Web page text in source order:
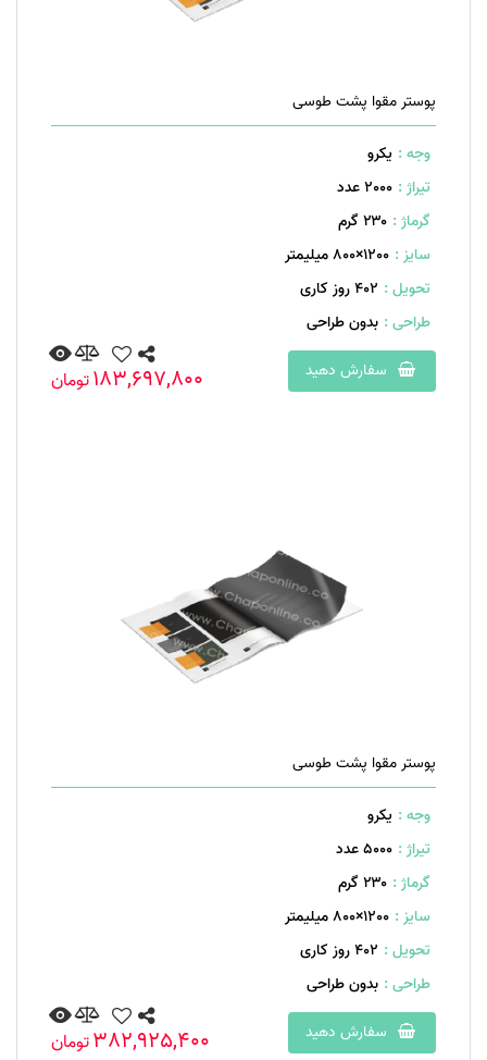
پوستر مقوا پشت طوسی
وجه : یکرو
تیراژ : 2000 عدد
گرماژ : ۲۳۰ گرم
سایز : 1200×800 میلیمتر
تحویل : 402 روز کاری
طراحی : بدون طراحی
سفارش دهید
183,697,800تومان
پوستر مقوا پشت طوسی
وجه : یکرو
تیراژ : 5000 عدد
گرماژ : ۲۳۰ گرم
سایز : 1200×800 میلیمتر
تحویل : 402 روز کاری
طراحی : بدون طراحی
سفارش دهید
382,925,400تومان